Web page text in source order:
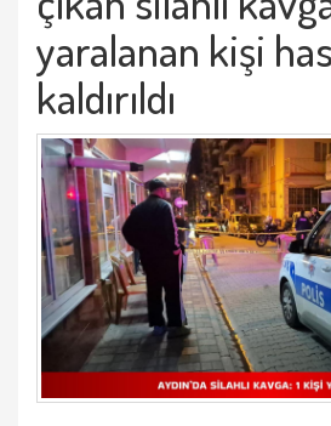
yaralanan kişi
kaldırıldı